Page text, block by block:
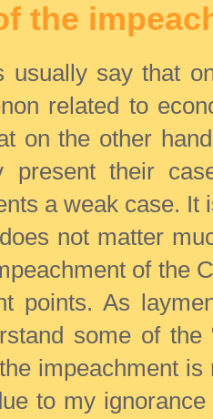
the
usually say that
related to
on the other
present their
a weak case.
not matter
of the
points. As
some of the
impeachment
to my